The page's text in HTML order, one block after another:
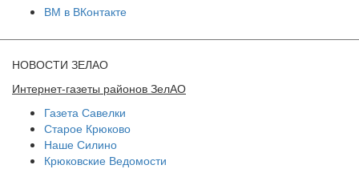
ВМ в ВКонтакте
НОВОСТИ ЗЕЛАО
Интернет-газеты районов ЗелАО
Газета Савелки
Старое Крюково
Наше Силино
Крюковские Ведомости